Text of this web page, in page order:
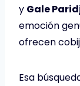
y Gale
emoción
ofrecen
Esa